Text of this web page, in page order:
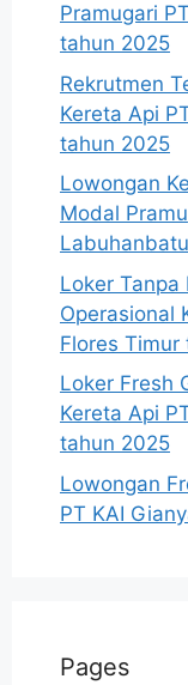
Pramugari
tahun 2025
Rekrutmen
Kereta Api
tahun 2025
Lowongan
Modal
Loker Tanpa
Operasional
Flores
Loker Fresh
Kereta Api
tahun 2025
Lowongan
PT KAI
Pages